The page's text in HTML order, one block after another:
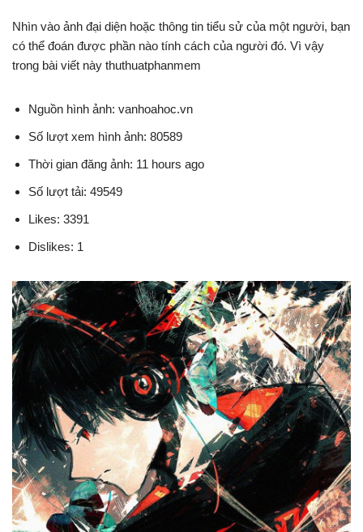
Nhìn vào ảnh đại diện hoặc thông tin tiểu sử của một người, bạn
có thể đoán được phần nào tính cách của người đó. Vì vậy
trong bài viết này thuthuatphanmem
Nguồn hình ảnh: vanhoahoc.vn
Số lượt xem hình ảnh: 80589
Thời gian đăng ảnh: 11 hours ago
Số lượt tải: 49549
Likes: 3391
Dislikes: 1